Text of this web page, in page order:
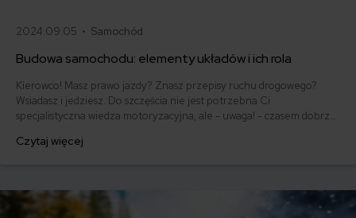
2024.09.05 • Samochód
Budowa samochodu: elementy układów i ich rola
Kierowco! Masz prawo jazdy? Znasz przepisy ruchu drogowego?
Wsiadasz i jedziesz. Do szczęścia nie jest potrzebna Ci
specjalistyczna wiedza motoryzacyjna, ale - uwaga! - czasem dobrze
szereg podzespołów, które składają się na jedną całość. Jakie układy
Czytaj więcej